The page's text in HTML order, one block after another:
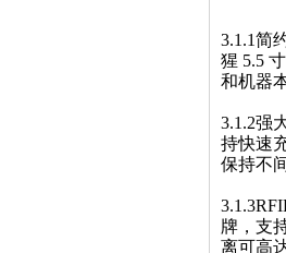
3.1.1简
猩 5.5
和机器
3.1.2强
持快速
保持不
牌，支
离可高